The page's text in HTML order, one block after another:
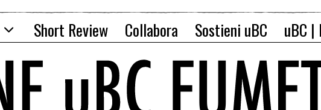
Short Review Collabora Sostieni uBC uBC